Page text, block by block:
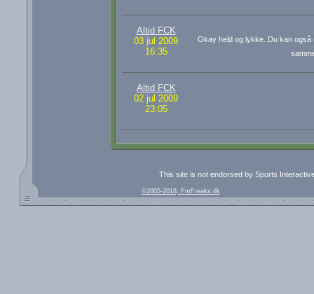
Altid FCK
03 jul 2009
16:35
Okay held og lykke. Du kan
Altid FCK
02 jul 2009
23:05
This site is not endorsed by Sports
©2005-2018, FmFreaks.dk